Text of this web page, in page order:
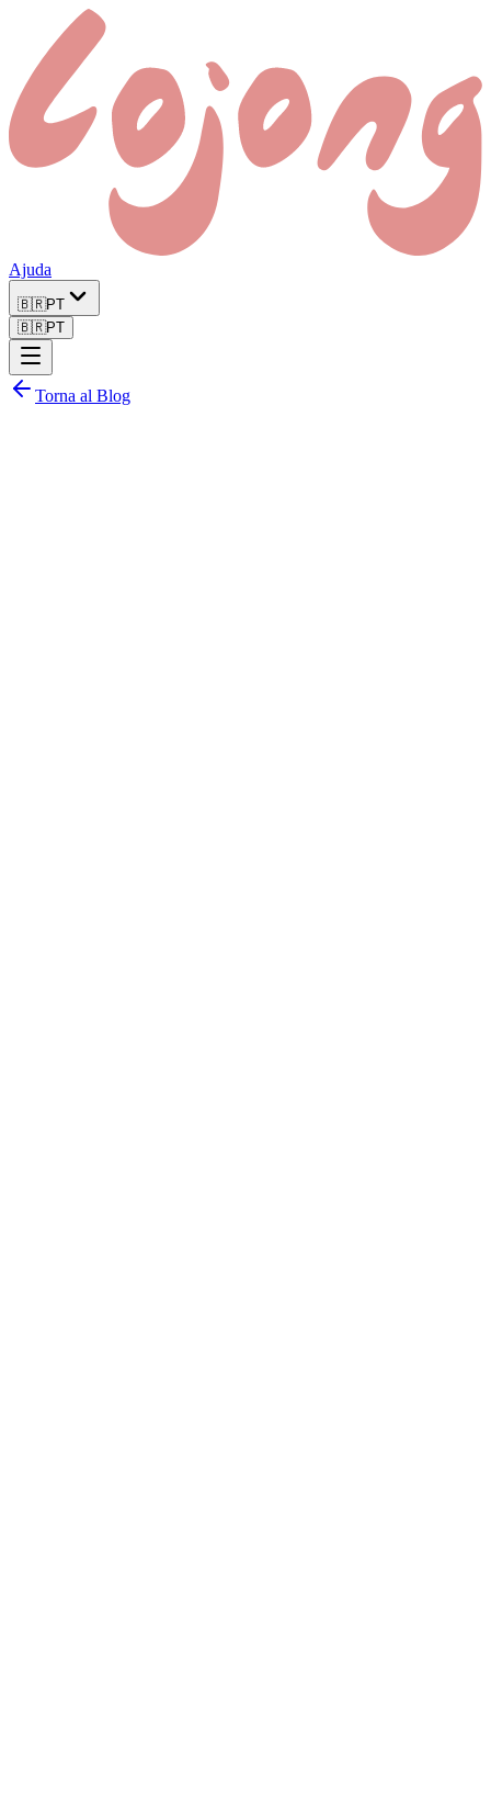
Ajuda
🇧🇷PT
🇧🇷PT
Torna al Blog